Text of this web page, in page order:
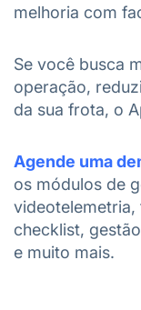
melhoria com
Se você busca
operação,
da sua frota, o
Agende uma
os módulos de
checklist,
e muito mais.